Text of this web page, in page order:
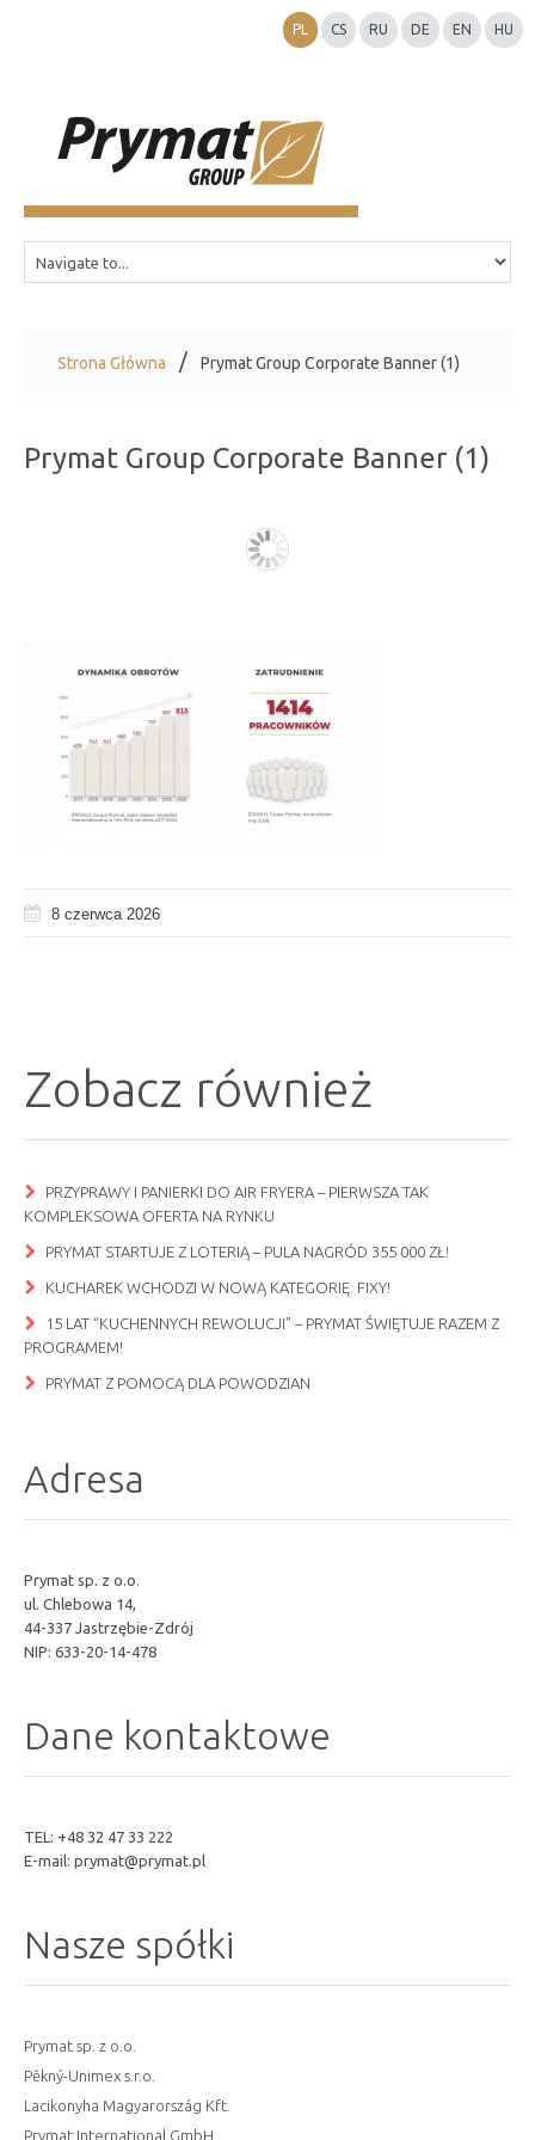
PL CS RU DE EN HU
Strona Główna Prymat Group Corporate Banner (1)
Prymat Group Corporate Banner (1)
8 czerwca 2026
Zobacz również
PRZYPRAWY I PANIERKI DO AIR FRYERA – PIERWSZA TAK
KOMPLEKSOWA OFERTA NA RYNKU
PRYMAT STARTUJE Z LOTERIĄ – PULA NAGRÓD 355 000 ZŁ!
KUCHAREK WCHODZI W NOWĄ KATEGORIĘ: FIXY!
15 LAT “KUCHENNYCH REWOLUCJI” – PRYMAT ŚWIĘTUJE RAZEM Z
PROGRAMEM!
PRYMAT Z POMOCĄ DLA POWODZIAN
Adresa
Prymat sp. z o.o.
ul. Chlebowa 14,
44-337 Jastrzębie-Zdrój
NIP: 633-20-14-478
Dane kontaktowe
TEL: +48 32 47 33 222
E-mail: prymat@prymat.pl
Nasze spółki
Prymat sp. z o.o.
Pěkný-Unimex s.r.o.
Lacikonyha Magyarország Kft.
Prymat International GmbH